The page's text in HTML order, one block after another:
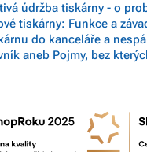
údržba tiskárny - o
tiskárny: Funkce a
do kanceláře a
aneb Pojmy, bez